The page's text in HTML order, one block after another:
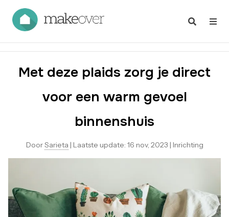
Met deze plaids zorg je direct
voor een warm gevoel
binnenshuis
DoorSarieta | Laatste update: 16 nov, 2023 | Inrichting